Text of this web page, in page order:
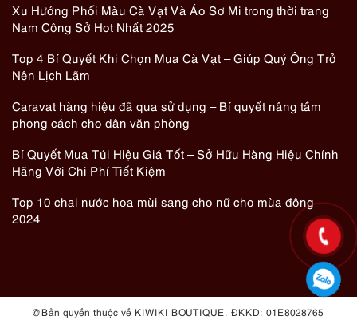
Xu Hướng Phối Màu Cà Vạt Và Áo Sơ Mi trong thời trang
Nam Công Sở Hot Nhất 2025
Top 4 Bí Quyết Khi Chọn Mua Cà Vạt – Giúp Quý Ông Trở
Nên Lịch Lãm
Caravat hàng hiệu đã qua sử dụng – Bí quyết nâng tầm
phong cách cho dân văn phòng
Bí Quyết Mua Túi Hiệu Giá Tốt – Sở Hữu Hàng Hiệu Chính
Hãng Với Chi Phí Tiết Kiệm
Top 10 chai nước hoa mùi sang cho nữ cho mùa đông
2024
@ Bản quyền thuộc về KIWIKI BOUTIQUE. ĐKKD: 01E8028765